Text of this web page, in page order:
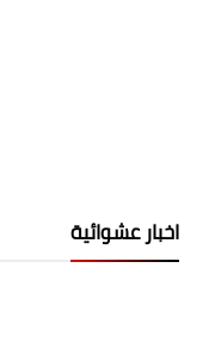
اخبار عشوائية